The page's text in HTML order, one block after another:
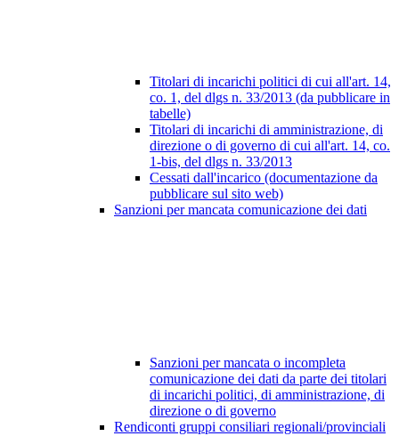
Titolari di incarichi politici di cui all'art. 14,
co. 1, del dlgs n. 33/2013 (da pubblicare in
tabelle)
Titolari di incarichi di amministrazione, di
direzione o di governo di cui all'art. 14, co.
1-bis, del dlgs n. 33/2013
Cessati dall'incarico (documentazione da
pubblicare sul sito web)
Sanzioni per mancata comunicazione dei dati
Sanzioni per mancata o incompleta
comunicazione dei dati da parte dei titolari
di incarichi politici, di amministrazione, di
direzione o di governo
Rendiconti gruppi consiliari regionali/provinciali